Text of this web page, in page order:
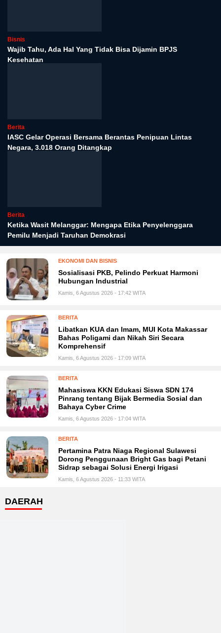
Bisnis
Wajib Tahu, Ada Hal Yang Tidak Bisa Dijamin BPJS
Kesehatan
Berita
IASC Gelar Operasi Bersama Berantas Penipuan Lintas
Negara, 3.018 Orang Ditangkap
Berita
Ketika Wasit Melanggar: Mengapa Etika Penyelenggara
Pemilu Menjadi Taruhan Demokrasi
EKONOMI DAN BISNIS
Sosialisasi PKB, Pelindo Perkuat Harmoni
Hubungan Industrial
Kamis, 6 Agustus 2026 - 17:42 WITA
BERITA
Libatkan KUA dan Imam, MUI Kota Makassar
Bahas Poligami dan Nikah Siri Secara
Komprehensif
Kamis, 6 Agustus 2026 - 17:09 WITA
BERITA
Mahasiswa KKN Edukasi Siswa SDN 174
Pinrang tentang Bijak Bermedia Sosial dan
Bahaya Cyber Crime
Kamis, 6 Agustus 2026 - 17:04 WITA
BERITA
Pertamina Patra Niaga Regional Sulawesi
Dorong Penggunaan Bright Gas bagi Petani
Sidrap sebagai Solusi Energi Irigasi
Kamis, 6 Agustus 2026 - 11:33 WITA
DAERAH